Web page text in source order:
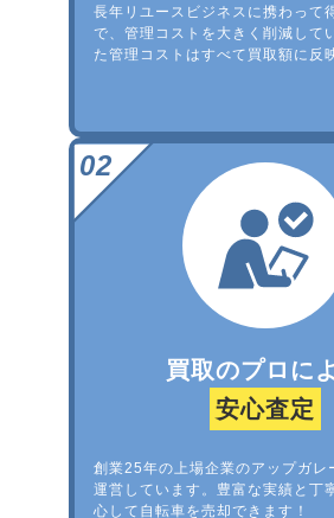
長年リユースビジネスに携わって
で、管理コストを大きく削減して
た管理コストはすべて買取額に反
買取のプロに
安心査定
創業25年の上場企業のアップガレ
運営しています。豊富な実績と丁
心して自転車を売却できます！